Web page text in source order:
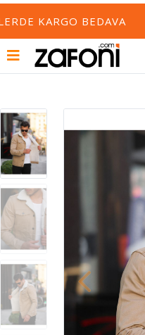
KARGO BEDAVA